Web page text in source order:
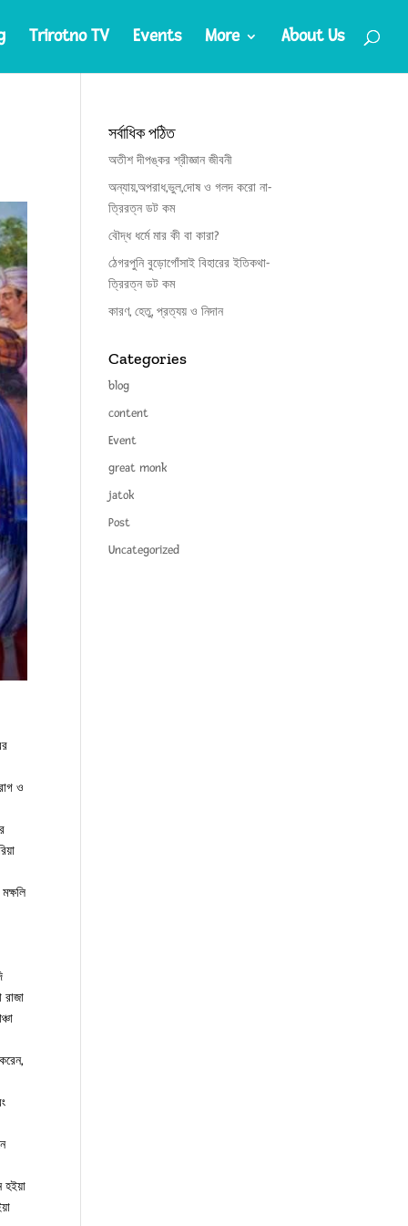
Trirotno TV Events More About Us
ও
হইয়া
সর্বাধিক পঠিত
অতীশ দীপঙ্কর শ্রীজ্ঞান জীবনী
অন্যায়,অপরাধ,ভুল,দোষ ও গলদ করো না-
ত্রিরত্ন ডট কম
বৌদ্ধ ধর্মে মার কী বা কারা?
ঠেগরপুনি বুড়োগোঁসাই বিহারের ইতিকথা-
ত্রিরত্ন ডট কম
কারণ, হেতু, প্রত্যয় ও নিদান
Categories
blog
content
Event
great monk
jatok
Post
Uncategorized